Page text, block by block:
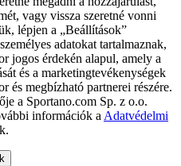
vagy vissza szeretné vonni
lépjen a „Beállítások”
adatokat tartalmaznak,
jogos érdekén alapul, amely a
és a marketingtevékenységek
és megbízható partnerei részére.
a Sportano.com Sp. z o.o.
információk a Adatvédelmi